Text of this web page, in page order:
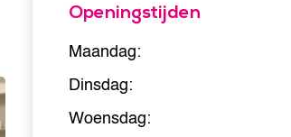
Openingstijden
Maandag:
Dinsdag:
Woensdag: